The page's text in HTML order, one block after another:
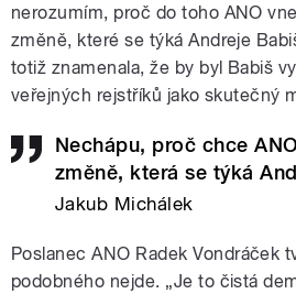
nerozumím, proč do toho ANO
změně, které se týká Andreje
totiž znamenala, že by byl Babiš
veřejných rejstříků jako skutečný
Nechápu, proč chce
změně, která se týká
Jakub Michálek
Poslanec ANO Radek Vondráček
podobného nejde. „Je to čistá